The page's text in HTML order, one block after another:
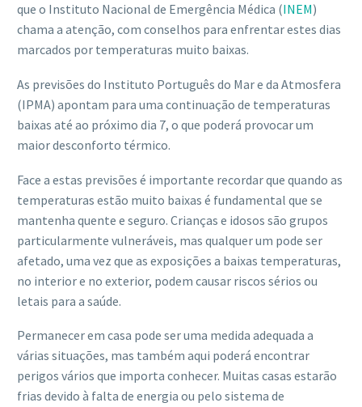
que o Instituto Nacional de Emergência Médica (INEM)
chama a atenção, com conselhos para enfrentar estes dias
marcados por temperaturas muito baixas.
As previsões do Instituto Português do Mar e da Atmosfera
(IPMA) apontam para uma continuação de temperaturas
baixas até ao próximo dia 7, o que poderá provocar um
maior desconforto térmico.
Face a estas previsões é importante recordar que quando as
temperaturas estão muito baixas é fundamental que se
mantenha quente e seguro. Crianças e idosos são grupos
particularmente vulneráveis, mas qualquer um pode ser
afetado, uma vez que as exposições a baixas temperaturas,
no interior e no exterior, podem causar riscos sérios ou
letais para a saúde.
Permanecer em casa pode ser uma medida adequada a
várias situações, mas também aqui poderá encontrar
perigos vários que importa conhecer. Muitas casas estarão
frias devido à falta de energia ou pelo sistema de